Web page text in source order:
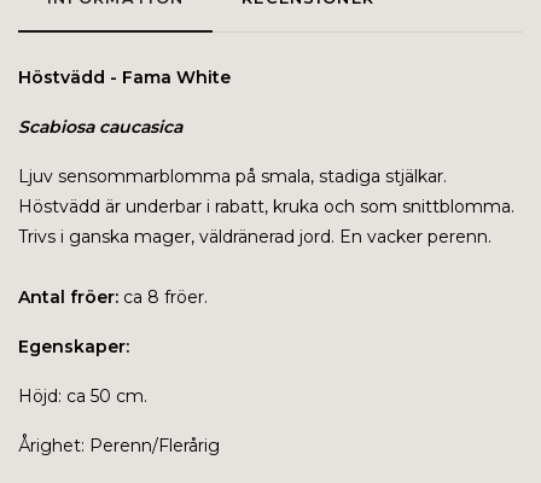
Höstvädd - Fama White
Scabiosa caucasica
Ljuv sensommarblomma på smala, stadiga stjälkar.
Höstvädd är underbar i rabatt, kruka och som snittblomma.
Trivs i ganska mager, väldränerad jord. En vacker perenn.
Antal fröer: ca 8 fröer.
Egenskaper:
Höjd: ca 50 cm.
Årighet: Perenn/Flerårig